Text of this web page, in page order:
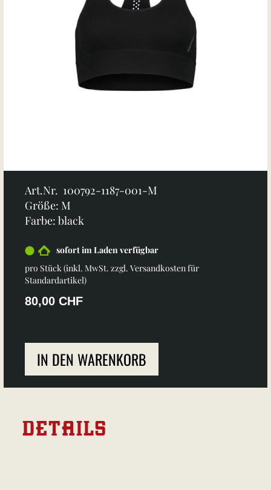
Art.Nr. 100792-1187-001-M
Größe: M
Farbe: black
sofort im Laden verfügbar
pro Stück (inkl. MwSt. zzgl. Versandkosten für
Standardartikel)
80,00 CHF
IN DEN WARENKORB
DETAILS